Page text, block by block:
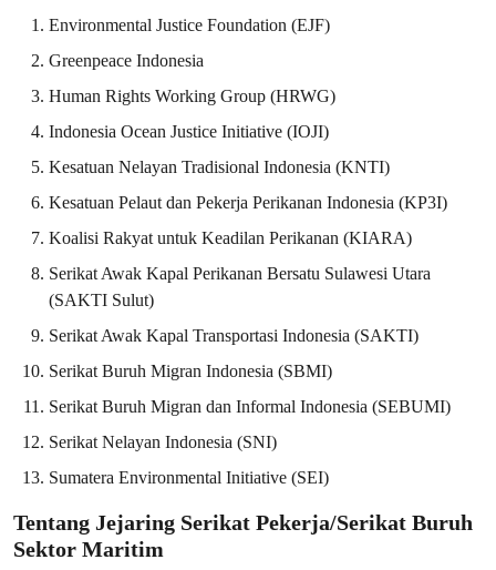
Environmental Justice Foundation (EJF)
Greenpeace Indonesia
Human Rights Working Group (HRWG)
Indonesia Ocean Justice Initiative (IOJI)
Kesatuan Nelayan Tradisional Indonesia (KNTI)
Kesatuan Pelaut dan Pekerja Perikanan Indonesia (KP3I)
Koalisi Rakyat untuk Keadilan Perikanan (KIARA)
Serikat Awak Kapal Perikanan Bersatu Sulawesi Utara
(SAKTI Sulut)
Serikat Awak Kapal Transportasi Indonesia (SAKTI)
Serikat Buruh Migran Indonesia (SBMI)
Serikat Buruh Migran dan Informal Indonesia (SEBUMI)
Serikat Nelayan Indonesia (SNI)
Sumatera Environmental Initiative (SEI)
Tentang Jejaring Serikat Pekerja/Serikat Buruh
Sektor Maritim